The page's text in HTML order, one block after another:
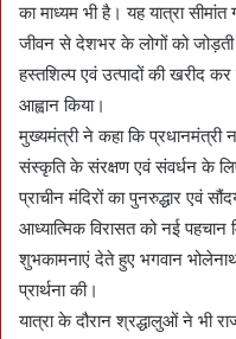
का माध्यम भी है। यह यात्रा
जीवन से देशभर के लोगों को
हस्तशिल्प एवं उत्पादों की खरीद
आह्वान किया।
मुख्यमंत्री ने कहा कि
संस्कृति के संरक्षण एवं संवर्धन के
प्राचीन मंदिरों का पुनरुद्धार एवं
आध्यात्मिक विरासत को नई
शुभकामनाएं देते हुए भगवान
प्रार्थना की।
यात्रा के दौरान श्रद्धालुओं ने भी